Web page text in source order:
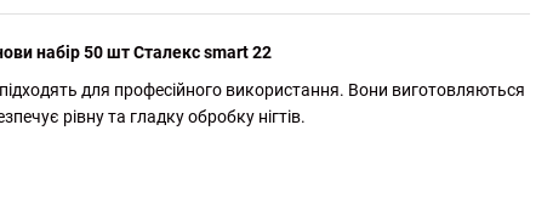
набір 50 шт Сталекс smart 22
підходять для професійного використання. Вони виготовляються
рівну та гладку обробку нігтів.